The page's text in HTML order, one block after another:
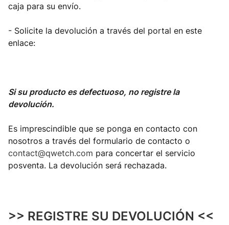
caja para su envío.
- Solicite la devolución a través del portal en este
enlace:
Si su producto es defectuoso, no registre la
devolución.
Es imprescindible que se ponga en contacto con
nosotros a través del formulario de contacto o
contact@qwetch.com para concertar el servicio
posventa. La devolución será rechazada.
>> REGISTRE SU DEVOLUCIÓN <<